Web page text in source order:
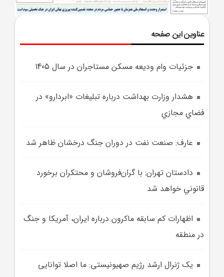
عناوین این صفحه
جزئيات وام وديعه مسکن مستاجران در سال 1405
هشدار وزارت بهداشت درباره تبليغات «ابردارو» در
فضاي مجازي
عارف: صنعت نفت در دوران جنگ درخشان ظاهر شد
دادستان تهران: با گران‌فروشان و محتکران برخورد
قانوني خواهد شد
اظهارات کم سابقه ماکرون درباره ايران، آمريکا و جنگ
در منطقه
یک ژنرال ارشد رژیم صهیونیستی: ما اصلا توانایی